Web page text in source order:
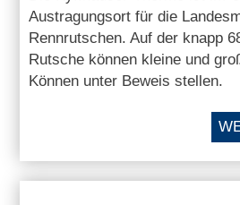
Austragungsort für die
Rennrutschen. Auf der knapp
Rutsche können kleine und
Können unter Beweis stellen.